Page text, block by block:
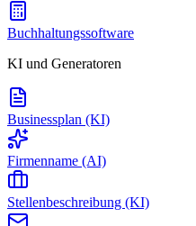
Buchhaltungssoftware
KI und Generatoren
Businessplan (KI)
Firmenname (AI)
Stellenbeschreibung (KI)